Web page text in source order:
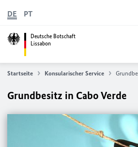
Deutsche Botschaft
Lissabon
DE PT
Startseite Konsularischer Service
Grundbesitz in Cabo Verde